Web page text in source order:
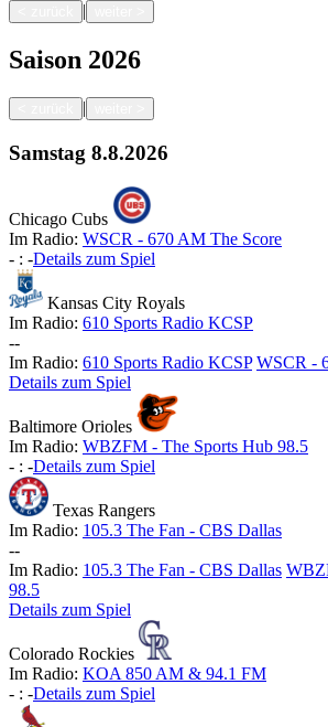
|
Saison 2026
|
Samstag 8.8.2026
Chicago Cubs
Im Radio: WSCR - 670 AM The Score
- : -Details zum Spiel
Kansas City Royals
Im Radio: 610 Sports Radio KCSP
--
Im Radio: 610 Sports Radio KCSP WSCR -
Details zum Spiel
Baltimore Orioles
Im Radio: WBZFM - The Sports Hub 98.5
- : -Details zum Spiel
Texas Rangers
Im Radio: 105.3 The Fan - CBS Dallas
--
Im Radio: 105.3 The Fan - CBS Dallas
98.5
Details zum Spiel
Colorado Rockies
Im Radio: KOA 850 AM & 94.1 FM
- : -Details zum Spiel